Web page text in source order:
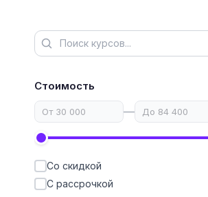
Стоимость
—
Со скидкой
С рассрочкой